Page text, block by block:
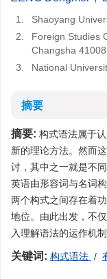
1.
Shaoyang
2.
Foreign Studies
Changsha
3.
National
摘要
摘要: 构式语法属于
新的理论方法。然而
讨，其中之一就是不
英语由形容词与名词
两个构式之间存在着
地位。由此出发，不
入理解语法的运作机制
关键词: 构式语法 /